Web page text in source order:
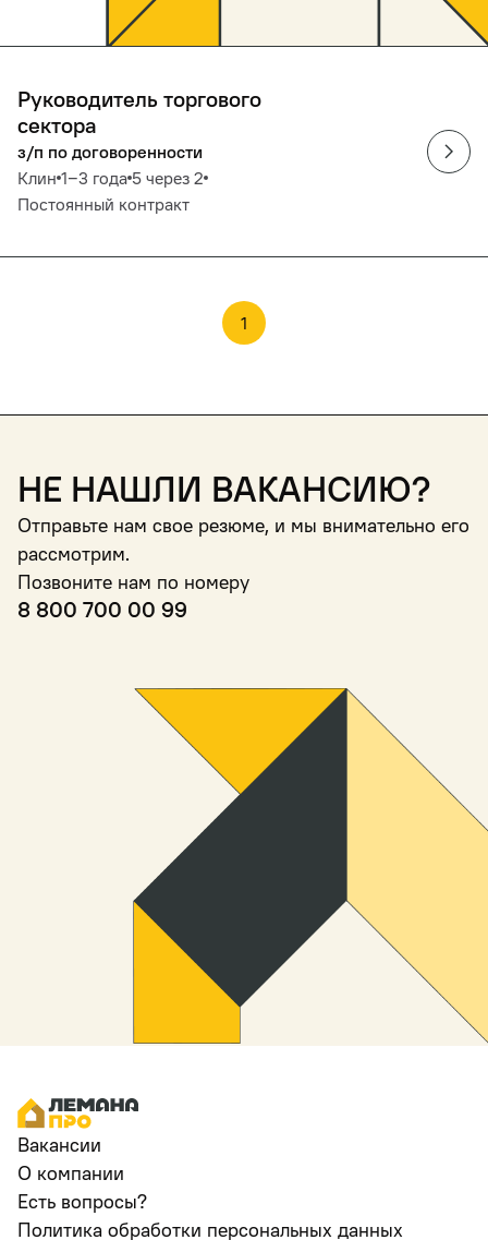
Руководитель торгового
сектора
з/п по договоренности
Клин 1‒3 года 5 через 2
Постоянный контракт
1
Не нашли вакансию?
Отправьте нам свое резюме, и мы внимательно его
рассмотрим.
Позвоните нам по номеру
8 800 700 00 99
Вакансии
О компании
Есть вопросы?
Политика обработки персональных данных